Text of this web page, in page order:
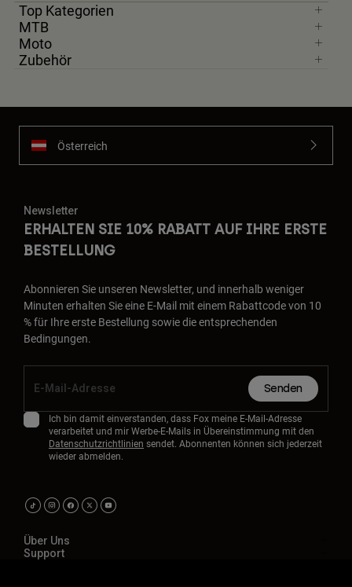
Top Kategorien
MTB
Moto
Zubehör
Österreich
Newsletter
ERHALTEN SIE 10% RABATT AUF IHRE ERSTE
BESTELLUNG
Abonnieren Sie unseren Newsletter, und innerhalb weniger
Minuten erhalten Sie eine E-Mail mit einem Rabattcode von 10
% für Ihre erste Bestellung sowie die entsprechenden
Bedingungen.
Senden
Ich bin damit einverstanden, dass Fox meine E-Mail-Adresse
verarbeitet und mir Werbe-E-Mails in Übereinstimmung mit den
Datenschutzrichtlinien sendet. Abonnenten können sich jederzeit
wieder abmelden.
Über Uns
Support